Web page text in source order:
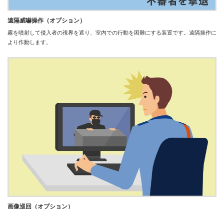
遠隔威嚇操作（オプション）
霧を噴射して侵入者の視界を遮り、室内での行動を困難にする装置です。遠隔操作に
より作動します。
画像巡回（オプション）